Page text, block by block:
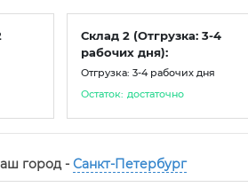
Склад 2 (Отгрузка: 3-4
рабочих дня):
Отгрузка: 3-4 рабочих дня
Остаток: достаточно
город - Санкт-Петербург